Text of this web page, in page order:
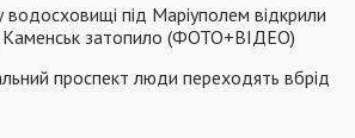
під Маріуполем відкрили
Каменськ затопило (ФОТО+ВІДЕО)
проспект люди переходять вбрід